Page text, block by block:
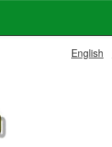
English